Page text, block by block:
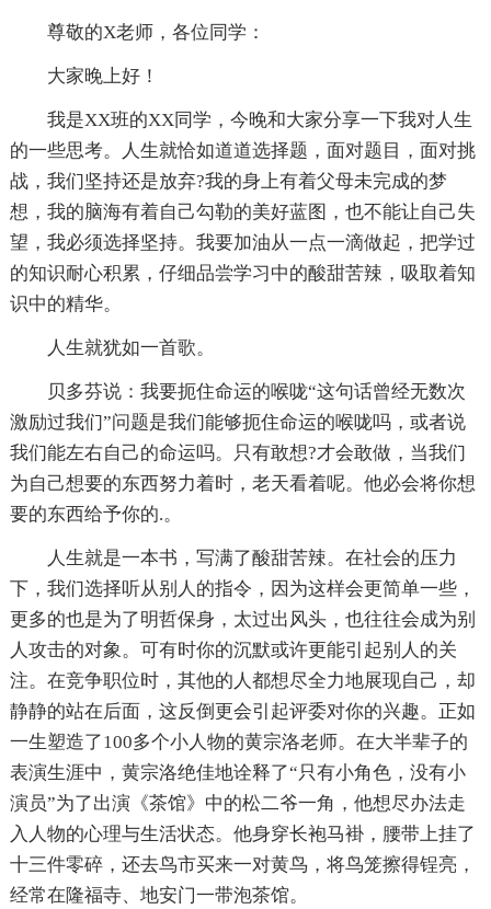
尊敬的X老师，各位同学：
大家晚上好！
我是XX班的XX同学，今晚和大家分享一下我对人生
的一些思考。人生就恰如道道选择题，面对题目，面对挑
战，我们坚持还是放弃?我的身上有着父母未完成的梦
想，我的脑海有着自己勾勒的美好蓝图，也不能让自己失
望，我必须选择坚持。我要加油从一点一滴做起，把学过
的知识耐心积累，仔细品尝学习中的酸甜苦辣，吸取着知
识中的精华。
人生就犹如一首歌。
贝多芬说：我要扼住命运的喉咙“这句话曾经无数次
激励过我们”问题是我们能够扼住命运的喉咙吗，或者说
我们能左右自己的命运吗。只有敢想?才会敢做，当我们
为自己想要的东西努力着时，老天看着呢。他必会将你想
要的东西给予你的.。
人生就是一本书，写满了酸甜苦辣。在社会的压力
下，我们选择听从别人的指令，因为这样会更简单一些，
更多的也是为了明哲保身，太过出风头，也往往会成为别
人攻击的对象。可有时你的沉默或许更能引起别人的关
注。在竞争职位时，其他的人都想尽全力地展现自己，却
静静的站在后面，这反倒更会引起评委对你的兴趣。正如
一生塑造了100多个小人物的黄宗洛老师。在大半辈子的
表演生涯中，黄宗洛绝佳地诠释了“只有小角色，没有小
演员”为了出演《茶馆》中的松二爷一角，他想尽办法走
入人物的心理与生活状态。他身穿长袍马褂，腰带上挂了
十三件零碎，还去鸟市买来一对黄鸟，将鸟笼擦得锃亮，
经常在隆福寺、地安门一带泡茶馆。